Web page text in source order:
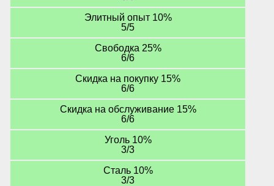
Элитный опыт 10%
5/5
Свободка 25%
6/6
Скидка на покупку 15%
6/6
Скидка на обслуживание 15%
6/6
Уголь 10%
3/3
Сталь 10%
3/3